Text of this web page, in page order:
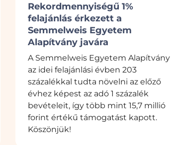
Rekordmennyiségű 1%
felajánlás érkezett a
Semmelweis Egyetem
Alapítvány javára
A Semmelweis Egyetem Alapítvány
az idei felajánlási évben 203
százalékkal tudta növelni az előző
évhez képest az adó 1 százalék
bevételeit, így több mint 15,7 millió
forint értékű támogatást kapott.
Köszönjük!